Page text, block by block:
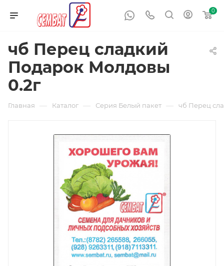
0
чб Перец сладкий
Подарок Молдовы
0.2г
Главная — Каталог — Серия Белый пакет — чб Перец